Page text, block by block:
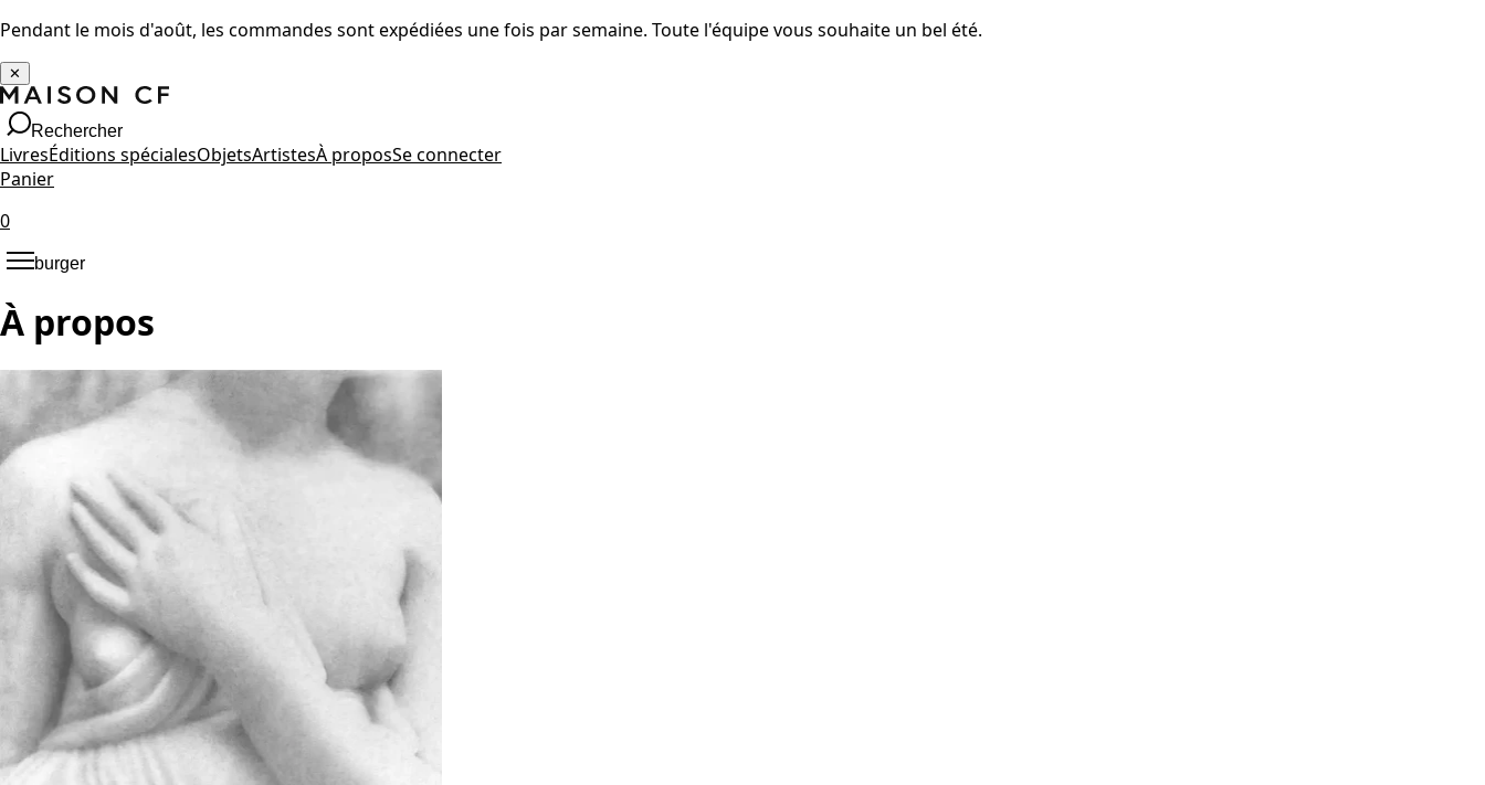
Pendant le mois d'août, les commandes sont expédiées une fois par semaine. Toute l'équipe vous souhaite un bel été.
✕
Rechercher
LivresÉditions spécialesObjetsArtistesÀ proposSe connecter
Panier
0
burger
À propos